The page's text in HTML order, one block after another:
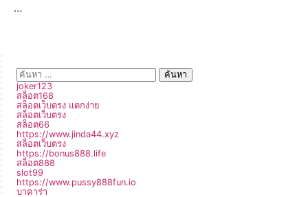
…
joker123
สล็อต168
สล็อตเว็บตรง แตกง่าย
สล็อตเว็บตรง
สล็อต66
https://www.jinda44.xyz
สล็อตเว็บตรง
https://bonus888.life
สล็อต888
slot99
https://www.pussy888fun.io
บาคาร่า